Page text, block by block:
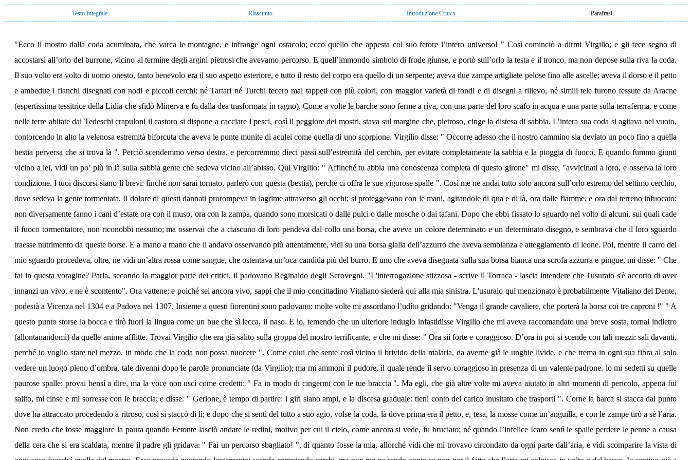
Testo Integrale Riassunto Introduzione Critica Parafrasi
"Ecco il mostro dalla coda acuminata, che varca le montagne, e infrange ogni ostacolo; ecco quello che appesta col suo fetore l’intero universo! " Così cominciò a dirmi Virgilio; e gli fece segno di
accostarsi all’orlo del burrone, vicino al termine degli argini pietrosi che avevamo percorso. E quell’immondo simbolo di frode gíunse, e portò sull’orlo la testa e il tronco, ma non depose sulla riva la coda.
Il suo volto era volto di uomo onesto, tanto benevolo era il suo aspetto esteriore, e tutto il resto del corpo era quello di un serpente; aveva due zampe artigliate pelose fino alle ascelle; aveva il dorso e il petto
e ambedue i fianchi disegnati con nodi e piccoli cerchi: né Tartari né Turchi fecero mai tappeti con più colori, con maggior varietà di fondi e di disegni a rilievo, né simili tele furono tessute da Aracne
(espertissima tessitrice della Lidía che sfidò Minerva e fu dalla dea trasformata in ragno). Come a volte le barche sono ferme a riva, con una parte del loro scafo in acqua e una parte sulla terraferma, e come
nelle terre abitate dai Tedeschi crapuloni il castoro si dispone a cacciare i pesci, così il peggiore dei mostri, stava sul margine che, pietroso, cinge la distesa di sabbia. L’intera sua coda si agitava nel vuoto,
contorcendo in alto la velenosa estremità biforcuta che aveva le punte munite di aculei come quella di uno scorpione. Virgilio disse: " Occorre adesso che il nostro cammino sia deviato un poco fino a quella
bestia perversa che si trova là ". Perciò scendemmo verso destra, e percorremmo dieci passi sull’estremità del cerchio, per evitare completamente la sabbia e la pioggia di fuoco. E quando fummo giunti
vicino a lei, vidi un po’ più in là sulla sabbia gente che sedeva vicino all’abisso. Qui Virgilio: " Affinché tu abbia una conoscenza completa di questo girone" mi disse, "avvicinati a loro, e osserva la loro
condizione. I tuoi discorsi siano lì brevi: finché non sarai tornato, parlerò con questa (bestia), perché ci offra le sue vigorose spalle ". Così me ne andai tutto solo ancora sull’orlo estremo del settimo cerchio,
dove sedeva la gente tormentata. Il dolore di questi dannati prorompeva in lagrime attraverso gli occhi; si proteggevano con le mani, agitandole di qua e di là, ora dalle fiamme, e ora dal terreno infuocato:
non diversamente fanno i cani d’estate ora con il muso, ora con la zampa, quando sono morsicati o dalle pulci o dalle mosche o dai tafani. Dopo che ebbi fissato lo sguardo nel volto di alcuni, sui quali cade
il fuoco tormentatore, non riconobbi nessuno; ma osservai che a ciascuno di loro pendeva dal collo una borsa, che aveva un colore determinato e un determinato disegno, e sembrava che il loro sguardo
traesse nutrimento da queste borse. E a mano a mano che li andavo osservando più attentamente, vidi su una borsa gialla dell’azzurro che aveva sembianza e atteggiamento di leone. Poi, mentre il carro dei
mio sguardo procedeva, oltre, ne vidi un’altra rossa come sangue, che ostentava un’oca candida più del burro. E uno che aveva disegnata sulla sua borsa bianca una scrofa azzurra e pingue, mi disse: " Che
fai in questa voragine? Parla, secondo la maggior parte dei critici, il padovano Reginaldo degli Scrovegni. "L'interrogazione stizzosa - scrive il Torraca - lascia intendere che l'usuraio s'è accorto di aver
innanzi un vivo, e ne è scontento". Ora vattene; e poiché sei ancora vivo, sappi che il mio concittadino Vitaliano siederà qui alla mia sinistra. L'usuraio qui menzionato è probabilmente Vitaliano del Dente,
podestà a Vicenza nel 1304 e a Padova nel 1307. Insieme a questi fiorentini sono padovano: molte volte mi assordano l’udíto gridando: "Venga il grande cavaliere, che porterà la borsa coi tre caproni !" " A
questo punto storse la bocca e tirò fuori la lingua come un bue che sì lecca, il naso. E io, temendo che un ulteriore indugio infastidisse Virgilio che mi aveva raccomandato una breve sosta, tornai indietro
(allontanandomi) da quelle anime afflitte. Trovai Virgilio che era già salito sulla groppa del mostro terrificante, e che mi disse: " Ora sii forte e coraggioso. D’ora in poi si scende con tali mezzi: sali davanti,
perché io voglio stare nel mezzo, in modo che la coda non possa nuocere ". Come colui che sente così vicino il brivido della malaria, da averne già le unghie livide, e che trema in ogni sua fibra al solo
vedere un luogo pieno d’ombra, tale divenni dopo le parole pronunciate (da Virgilio); ma mi ammonì il pudore, il quale rende il servo coraggioso in presenza di un valente padrone. lo mi sedetti su quelle
paurose spalle: provai bensì a dire, ma la voce non uscì come credetti: " Fa in modo di cingermi con le tue braccia ". Ma egli, che già altre volte mi aveva aiutato in altri momenti di pericolo, appena fui
salito, mi cinse e mi sorresse con le braccia; e disse: " Gerione, è tempo di partire: i giri siano ampi, e la discesa graduale: tieni conto del carico inusitato che trasporti ". Corne la barca si stacca dal punto
dove ha attraccato procedendo a ritroso, così si staccò di lì; e dopo che si sentì del tutto a suo agio, volse la coda, là dove prima era il petto, e, tesa, la mosse come un’anguilla, e con le zampe tirò a sé l’aria.
Non credo che fosse maggiore la paura quando Fetonte lasciò andare le redini, motivo per cui il cielo, come ancora si vede, fu bruciato; né quando l’infelice Icaro sentì le spalle perdere le penne a causa
della cera che si era scaldata, mentre il padre gli gridava: " Fai un percorso sbagliato! ", di quanto fosse la mia, allorché vidi che mi trovavo circondato da ogni parte dall’aria, e vidi scomparire la vista di